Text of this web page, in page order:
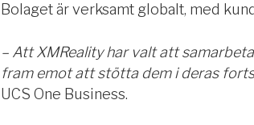
Bolaget är verksamt globalt, med
– Att XMReality har valt att
fram emot att stötta dem i deras
UCS One Business.